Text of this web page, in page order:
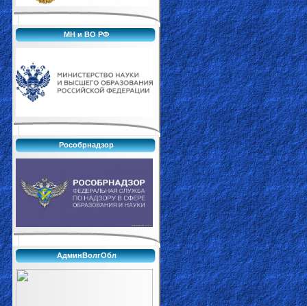
МН и ВО РФ
Рособрнадзор
АдминВолгОбл